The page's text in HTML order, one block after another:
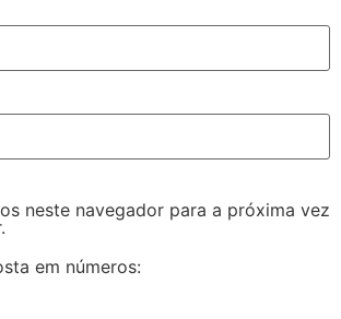
neste navegador para a próxima vez
em números: